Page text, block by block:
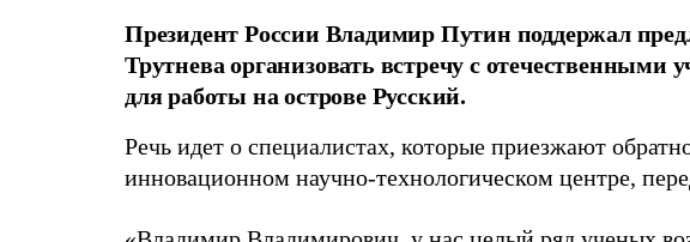
Президент России Владимир Путин поддержал
Трутнева организовать встречу с
для работы на острове Русский.
Речь идет о специалистах, которые приезжают
инновационном научно-технологическом центре,